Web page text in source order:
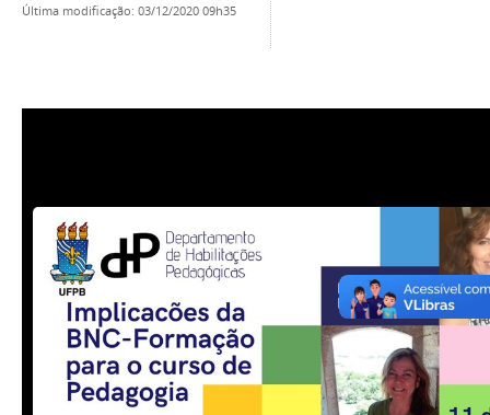
última modificação: 03/12/2020 09h35